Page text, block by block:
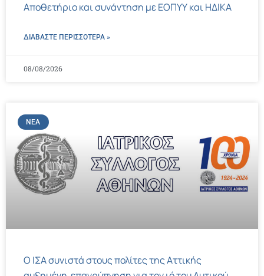
Αποθετήριο και συνάντηση με ΕΟΠΥΥ και ΗΔΙΚΑ
ΔΙΑΒΑΣΤΕ ΠΕΡΙΣΣΌΤΕΡΑ »
08/08/2026
ΝΈΑ
Ο ΙΣΑ συνιστά στους πολίτες της Αττικής